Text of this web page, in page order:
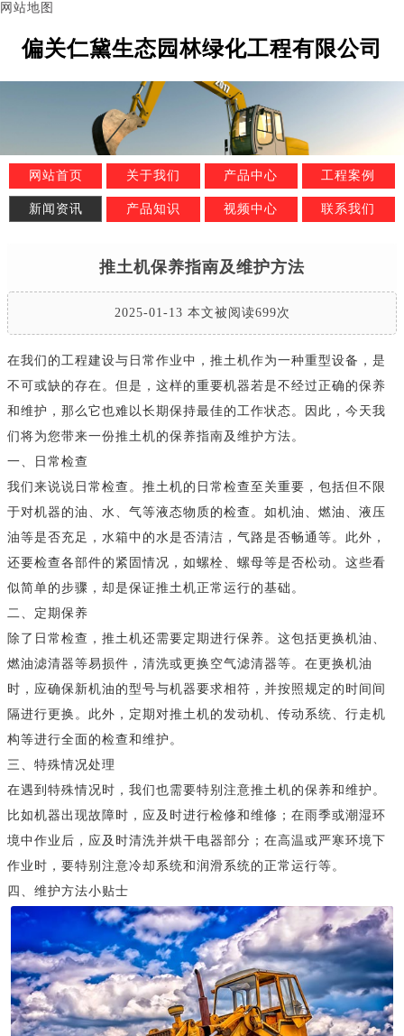
网站地图
偏关仁黛生态园林绿化工程有限公司
网站首页 关于我们 产品中心 工程案例
新闻资讯 产品知识 视频中心 联系我们
推土机保养指南及维护方法
2025-01-13 本文被阅读699次
在我们的工程建设与日常作业中，推土机作为一种重型设备，是
不可或缺的存在。但是，这样的重要机器若是不经过正确的保养
和维护，那么它也难以长期保持最佳的工作状态。因此，今天我
们将为您带来一份推土机的保养指南及维护方法。
一、日常检查
我们来说说日常检查。推土机的日常检查至关重要，包括但不限
于对机器的油、水、气等液态物质的检查。如机油、燃油、液压
油等是否充足，水箱中的水是否清洁，气路是否畅通等。此外，
还要检查各部件的紧固情况，如螺栓、螺母等是否松动。这些看
似简单的步骤，却是保证推土机正常运行的基础。
二、定期保养
除了日常检查，推土机还需要定期进行保养。这包括更换机油、
燃油滤清器等易损件，清洗或更换空气滤清器等。在更换机油
时，应确保新机油的型号与机器要求相符，并按照规定的时间间
隔进行更换。此外，定期对推土机的发动机、传动系统、行走机
构等进行全面的检查和维护。
三、特殊情况处理
在遇到特殊情况时，我们也需要特别注意推土机的保养和维护。
比如机器出现故障时，应及时进行检修和维修；在雨季或潮湿环
境中作业后，应及时清洗并烘干电器部分；在高温或严寒环境下
作业时，要特别注意冷却系统和润滑系统的正常运行等。
四、维护方法小贴士